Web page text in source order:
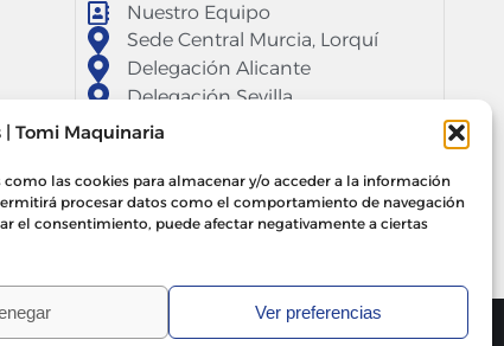
| Tomi Maquinaria
las cookies para almacenar y/o acceder a la información
procesar datos como el comportamiento de navegación
el consentimiento, puede afectar negativamente a ciertas
Ver preferencias
Nuestro Equipo
Sede Central Murcia, Lorquí
Delegación Alicante
Delegación Sevilla
de calidad